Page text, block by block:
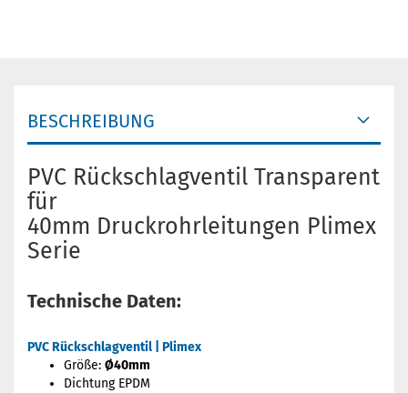
BESCHREIBUNG
PVC Rückschlagventil Transparent
für
40mm Druckrohrleitungen Plimex
Serie
Technische Daten:
PVC Rückschlagventil | Plimex
Größe: Ø40mm
Dichtung EPDM